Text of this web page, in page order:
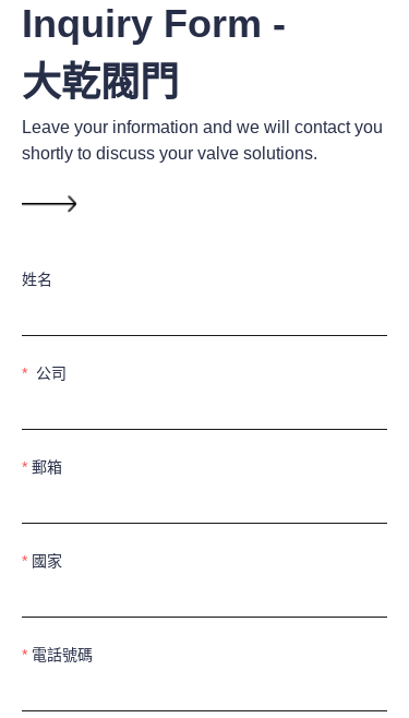
Inquiry Form -
大乾閥門
姓名
公司
郵箱
國家
電話號碼
Leave your information and we will contact you
shortly to discuss your valve solutions.